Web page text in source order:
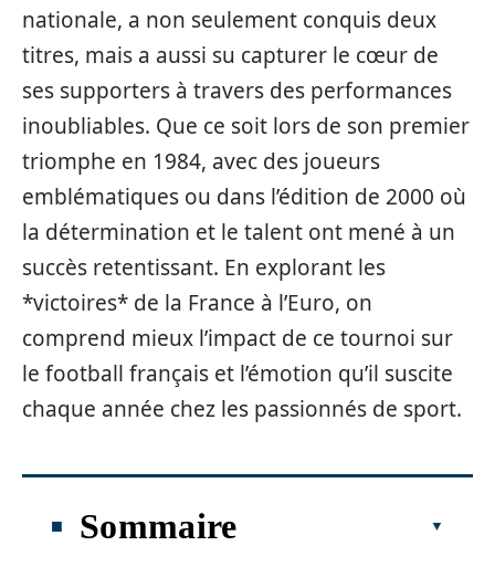
nationale, a non seulement conquis deux
titres, mais a aussi su capturer le cœur de
ses supporters à travers des performances
inoubliables. Que ce soit lors de son premier
triomphe en 1984, avec des joueurs
emblématiques ou dans l’édition de 2000 où
la détermination et le talent ont mené à un
succès retentissant. En explorant les
*victoires* de la France à l’Euro, on
comprend mieux l’impact de ce tournoi sur
le football français et l’émotion qu’il suscite
chaque année chez les passionnés de sport.
Sommaire